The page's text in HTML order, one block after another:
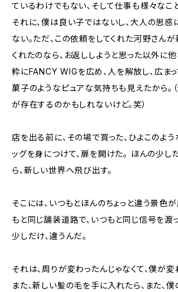
ているわけでもない、そして仕事も様々なこ
それに、僕は良い子ではないし、大人の思惑
ない。ただ、この依頼をしてくれた河野さん
くれたのなら、お返ししようと思った以外に他
粋にFANCY WIGを広め、人を解放し、広まっ
菓子のようなピュアな気持ちも見えたから。
が存在するのかもしれないけど。笑）
店を出る前に、その場で買った、ひよこのよ
ッグを身につけて、扉を開けた。 ほんの少し
ら、新しい世界へ飛び出す。
そこには、いつもとほんのちょっと違う景色
もと同じ舗装道路で、いつもと同じ信号を渡
少しだけ、違うんだ。
それは、周りが変わったんじゃなくて、僕が変
また、新しい髪の毛を手に入れたら、また、